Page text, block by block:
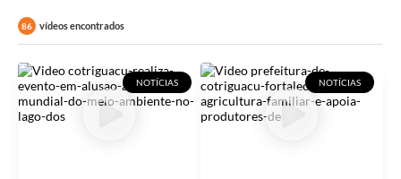
Secretarias
Galeria de Fotos
Contratos
86 vídeos encontrados
NOTÍCIAS NOTÍCIAS